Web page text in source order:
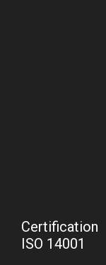
Certification
ISO 14001